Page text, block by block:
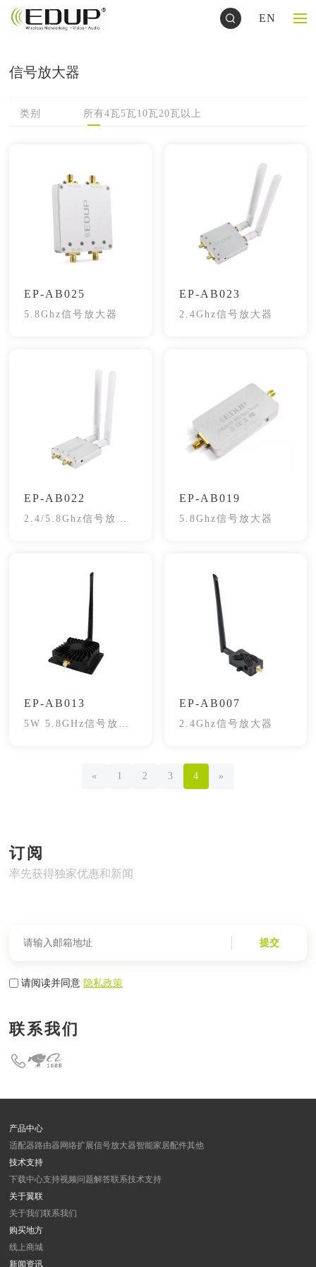
EN
信号放大器
类别 所有4瓦5瓦10瓦20瓦以上
EP-AB025
5.8Ghz信号放大器
EP-AB023
2.4Ghz信号放大器
EP-AB022
2.4/5.8Ghz信号放大
EP-AB019
5.8Ghz信号放大器
EP-AB013
5W 5.8GHz信号放大
EP-AB007
2.4Ghz信号放大器
« 1 2 3 4 »
订阅
率先获得独家优惠和新闻
提交
请阅读并同意隐私政策
联系我们
产品中心
适配器路由器网络扩展信号放大器智能家居配件其他
技术支持
下载中心支持视频问题解答联系技术支持
关于翼联
关于我们联系我们
购买地方
线上商城
新闻资讯